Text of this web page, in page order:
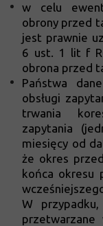
w celu
obrony przed
jest prawnie
6 ust. 1 lit f
obrona przed
Państwa
obsługi
trwania
zapytania
miesięcy od
że okres
końca okresu
W